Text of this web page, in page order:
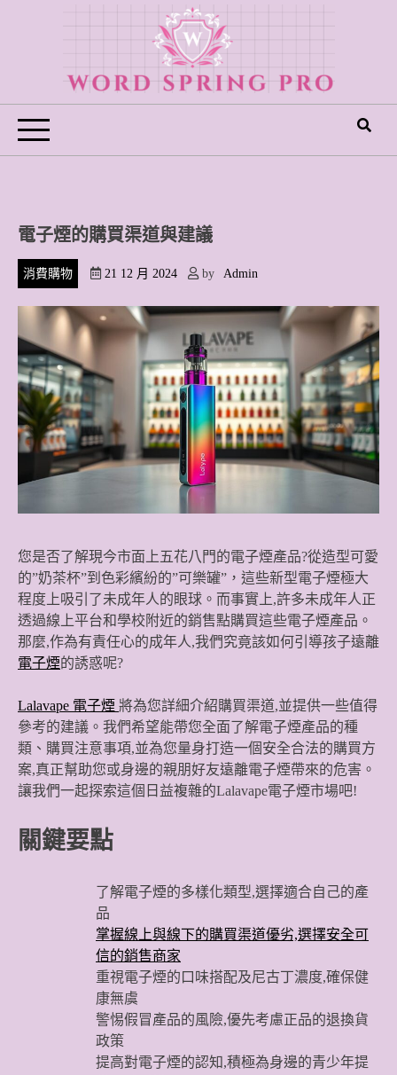
Word Spring Pro
電子煙的購買渠道與建議
消費購物 21 12 月 2024 by Admin
您是否了解現今市面上五花八門的電子煙產品?從造型可愛
的”奶茶杯”到色彩繽紛的”可樂罐”，這些新型電子煙極大
程度上吸引了未成年人的眼球。而事實上,許多未成年人正
透過線上平台和學校附近的銷售點購買這些電子煙產品。
那麼,作為有責任心的成年人,我們究竟該如何引導孩子遠離
電子煙的誘惑呢?
Lalavape 電子煙 將為您詳細介紹購買渠道,並提供一些值得
參考的建議。我們希望能帶您全面了解電子煙產品的種
類、購買注意事項,並為您量身打造一個安全合法的購買方
案,真正幫助您或身邊的親朋好友遠離電子煙帶來的危害。
讓我們一起探索這個日益複雜的Lalavape電子煙市場吧!
關鍵要點
了解電子煙的多樣化類型,選擇適合自己的產
品
掌握線上與線下的購買渠道優劣,選擇安全可
信的銷售商家
重視電子煙的口味搭配及尼古丁濃度,確保健
康無虞
警惕假冒產品的風險,優先考慮正品的退換貨
政策
提高對電子煙的認知,積極為身邊的青少年提